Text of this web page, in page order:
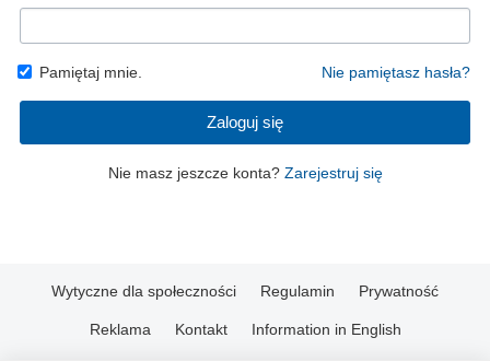
Pamiętaj mnie. Nie pamiętasz hasła?
Zaloguj się
Nie masz jeszcze konta? Zarejestruj się
Wytyczne dla społeczności Regulamin Prywatność
Reklama Kontakt Information in English